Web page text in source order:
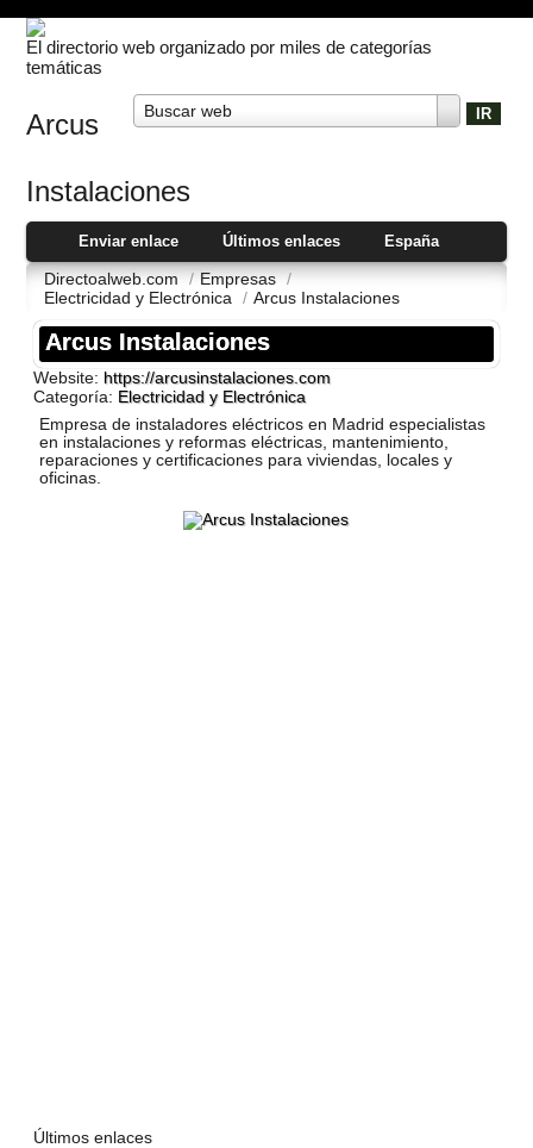
El directorio web organizado por miles de categorías
temáticas
Buscar web
Arcus
Instalaciones
Enviar enlace Últimos enlaces España
Directoalweb.com / Empresas /
Electricidad y Electrónica
/ Arcus Instalaciones
Arcus Instalaciones
Website: https://arcusinstalaciones.com
Categoría: Electricidad y Electrónica
Empresa de instaladores eléctricos en Madrid especialistas
en instalaciones y reformas eléctricas, mantenimiento,
reparaciones y certificaciones para viviendas, locales y
oficinas.
Últimos enlaces